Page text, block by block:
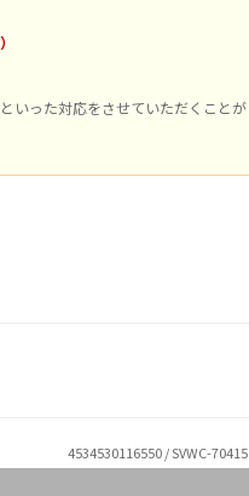
いった対応をさせていただくことが
4534530116550 / SVWC-70415